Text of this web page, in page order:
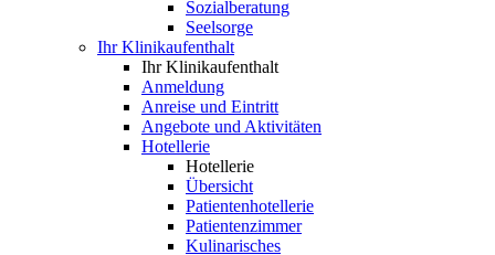
Sozialberatung
Seelsorge
Ihr Klinikaufenthalt
Ihr Klinikaufenthalt
Anmeldung
Anreise und Eintritt
Angebote und Aktivitäten
Hotellerie
Hotellerie
Übersicht
Patientenhotellerie
Patientenzimmer
Kulinarisches